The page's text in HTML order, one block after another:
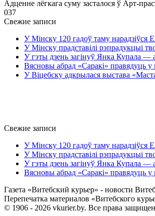
Адценне лёгкага суму засталося ў Арт-
037
Свежие записи
У Мінску 120 гадоў таму нарадзіўся
У Мінску прадставілі рэпрадукцыі
У гэты дзень загінуў Янка Купала —
Вясновы абрад «Саракі» правядуць у
У Віцебску адкрылася выстава
Свежие записи
У Мінску 120 гадоў таму нарадзіўся
У Мінску прадставілі рэпрадукцыі
У гэты дзень загінуў Янка Купала —
Вясновы абрад «Саракі» правядуць у
Газета «Витебский курьер» - новости
Перепечатка материалов «Витебского
© 1906 - 2026 vkurier.by. Все права